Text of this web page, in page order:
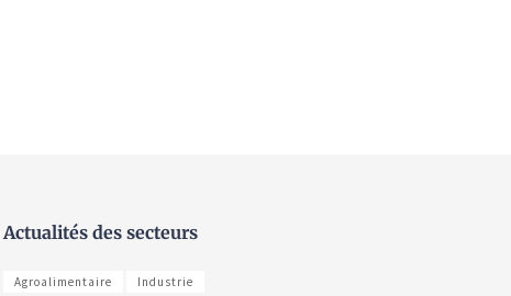
Actualités des secteurs
Agroalimentaire Industrie